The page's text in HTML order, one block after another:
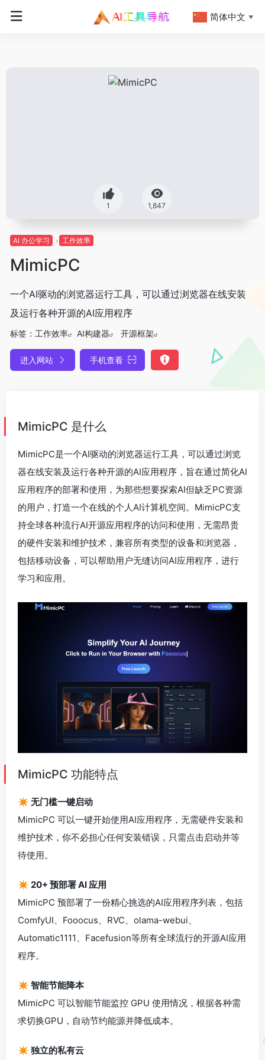
1 1,847
AI 办公学习 工作效率
MimicPC
一个AI驱动的浏览器运行工具，可以通过浏览器在线安装
及运行各种开源的AI应用程序
标签： 工作效率 AI构建器 开源框架
进入网站 手机查看
MimicPC 是什么
MimicPC是一个AI驱动的浏览器运行工具，可以通过浏览
器在线安装及运行各种开源的AI应用程序，旨在通过简化AI
应用程序的部署和使用，为那些想要探索AI但缺乏PC资源
的用户，打造一个在线的个人AI计算机空间。MimicPC支
持全球各种流行AI开源应用程序的访问和使用，无需昂贵
的硬件安装和维护技术，兼容所有类型的设备和浏览器，
包括移动设备，可以帮助用户无缝访问AI应用程序，进行
学习和应用。
MimicPC 功能特点
✴️ 无门槛一键启动
MimicPC 可以一键开始使用AI应用程序，无需硬件安装和
维护技术，你不必担心任何安装错误，只需点击启动并等
待使用。
✴️ 20+ 预部署 AI 应用
MimicPC 预部署了一份精心挑选的AI应用程序列表，包括
ComfyUI、Fooocus、RVC、olama-webui、
Automatic1111、Facefusion等所有全球流行的开源AI应用
程序。
✴️ 智能节能降本
MimicPC 可以智能节能监控 GPU 使用情况，根据各种需
求切换GPU，自动节约能源并降低成本。
✴️ 独立的私有云
简体中文 ▼